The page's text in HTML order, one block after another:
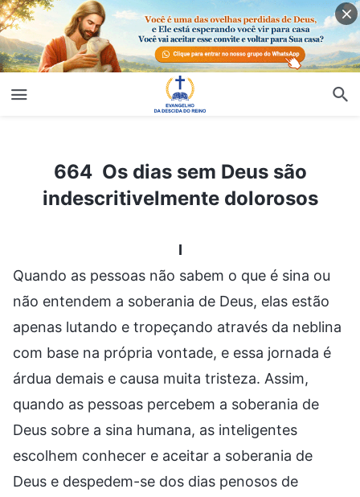
664 Os dias sem Deus são
indescritivelmente dolorosos
I
Quando as pessoas não sabem o que é sina ou
não entendem a soberania de Deus, elas estão
apenas lutando e tropeçando através da neblina
com base na própria vontade, e essa jornada é
árdua demais e causa muita tristeza. Assim,
quando as pessoas percebem a soberania de
Deus sobre a sina humana, as inteligentes
escolhem conhecer e aceitar a soberania de
Deus e despedem-se dos dias penosos de